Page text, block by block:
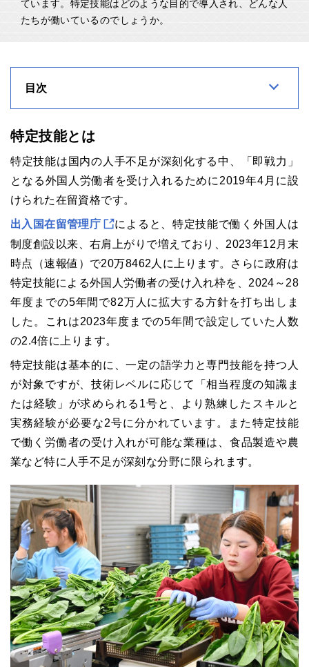
ています。特定技能はどのような目的で導入され、どんな人
たちが働いているのでしょうか。
目次
特定技能とは
特定技能は国内の人手不足が深刻化する中、「即戦力」
となる外国人労働者を受け入れるために2019年4月に設
けられた在留資格です。
出入国在留管理庁
によると、特定技能で働く外国人は
制度創設以来、右肩上がりで増えており、2023年12月末
時点（速報値）で20万8462人に上ります。さらに政府は
特定技能による外国人労働者の受け入れ枠を、2024～28
年度までの5年間で82万人に拡大する方針を打ち出しま
した。これは2023年度までの5年間で設定していた人数
の2.4倍に上ります。
特定技能は基本的に、一定の語学力と専門技能を持つ人
が対象ですが、技術レベルに応じて「相当程度の知識ま
たは経験」が求められる1号と、より熟練したスキルと
実務経験が必要な2号に分かれています。また特定技能
で働く労働者の受け入れが可能な業種は、食品製造や農
業など特に人手不足が深刻な分野に限られます。